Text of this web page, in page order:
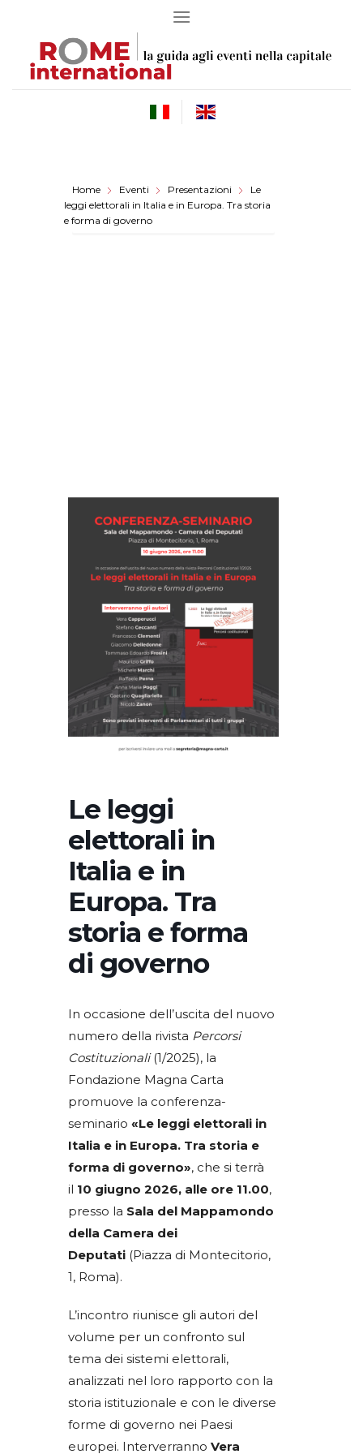
Home Eventi Presentazioni
Le
leggi elettorali in Italia e in Europa. Tra storia
e forma di governo
Le leggi
elettorali in
Italia e in
Europa. Tra
storia e forma
di governo
In occasione dell’uscita del nuovo
numero della rivista Percorsi
Costituzionali(1/2025), la
Fondazione Magna Carta
promuove la conferenza-
seminario «Le leggi elettorali in
Italia e in Europa. Tra storia e
forma di governo», che si terrà
il 10 giugno 2026, alle ore 11.00,
presso la Sala del Mappamondo
della Camera dei
Deputati (Piazza di Montecitorio,
1, Roma).
L’incontro riunisce gli autori del
volume per un confronto sul
tema dei sistemi elettorali,
analizzati nel loro rapporto con la
storia istituzionale e con le diverse
forme di governo nei Paesi
europei. Interverranno Vera